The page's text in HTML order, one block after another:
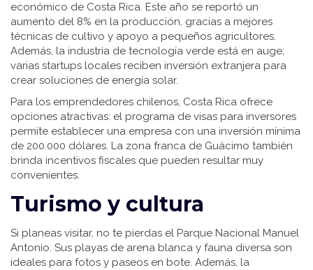
económico de Costa Rica. Este año se reportó un
aumento del 8% en la producción, gracias a mejores
técnicas de cultivo y apoyo a pequeños agricultores.
Además, la industria de tecnología verde está en auge;
varias startups locales reciben inversión extranjera para
crear soluciones de energía solar.
Para los emprendedores chilenos, Costa Rica ofrece
opciones atractivas: el programa de visas para inversores
permite establecer una empresa con una inversión mínima
de 200.000 dólares. La zona franca de Guácimo también
brinda incentivos fiscales que pueden resultar muy
convenientes.
Turismo y cultura
Si planeas visitar, no te pierdas el Parque Nacional Manuel
Antonio. Sus playas de arena blanca y fauna diversa son
ideales para fotos y paseos en bote. Además, la